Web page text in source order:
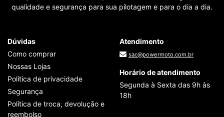
qualidade e segurança para sua pilotagem e para o dia a dia.
Dúvidas
Como comprar
Nossas Lojas
Política de privacidade
Segurança
Política de troca, devolução e
reembolso
Atendimento
sac@powermoto.com.br
Horário de atendimento
Segunda à Sexta das 9h às
18h